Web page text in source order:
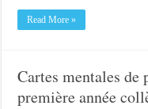
Read More »
Cartes mentales
première année